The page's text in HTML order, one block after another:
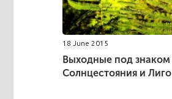
18 June 2015
Выходные под знаком
Солнцестояния и Лиго